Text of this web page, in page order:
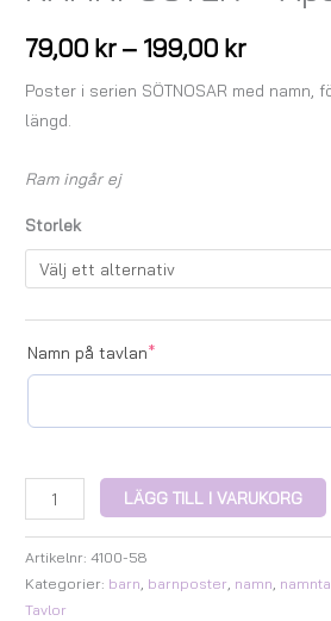
79,00 kr – 199,00 kr
Poster i serien SÖTNOSAR med namn,
längd.
Ram ingår ej
Storlek
Namn på tavlan*
LÄGG TILL I VARUKORG
Artikelnr:4100-58
Kategorier: barn, barnposter, namn,
Tavlor